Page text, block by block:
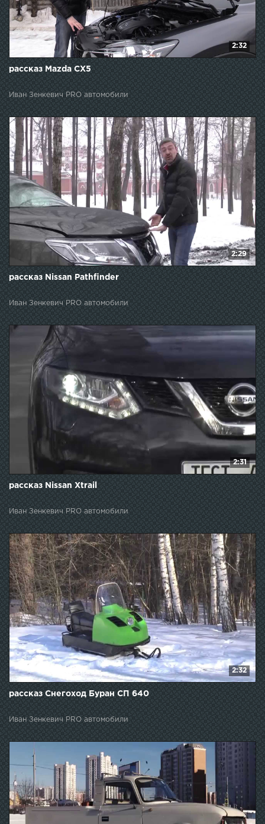
2:32
рассказ Mazda CX5
Иван Зенкевич PRO автомобили
2:29
рассказ Nissan Pathfinder
Иван Зенкевич PRO автомобили
2:31
рассказ Nissan Xtrail
Иван Зенкевич PRO автомобили
2:32
рассказ Снегоход Буран СП 640
Иван Зенкевич PRO автомобили